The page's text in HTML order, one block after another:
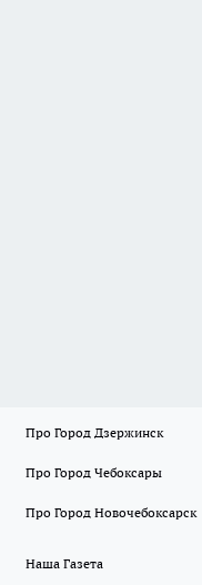
Про Город Дзержинск
Про Город Чебоксары
Про Город Новочебоксарск
Наша Газета